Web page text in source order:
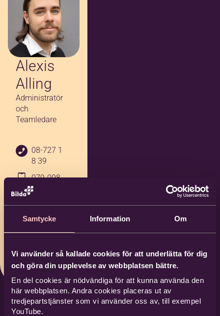
Samtycke Information Om
Vi använder så kallade cookies för att underlätta för dig
och göra din upplevelse av webbplatsen bättre.
En del cookies är nödvändiga för att kunna använda den
här webbplatsen. Andra cookies placeras ut av
tredjepartstjänster som vi använder oss av, till exempel
YouTube.
Alexis
Alling
Administratör
och
Teamledare
08-727 1
8 39
079-098
46 14
alexis.all
ing@bild
ckholm